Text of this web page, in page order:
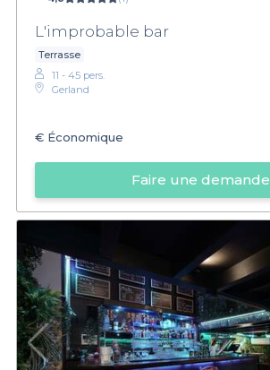
L'improbable bar
Terrasse
11 - 45 pers.
Gerland
€ Économique
Faire une demande